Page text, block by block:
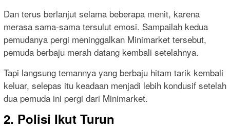
Dan terus berlanjut selama beberapa menit, karena
merasa sama-sama tersulut emosi. Sampailah kedua
pemudanya pergi meninggalkan Minimarket tersebut,
pemuda berbaju merah datang kembali setelahnya.
Tapi langsung temannya yang berbaju hitam tarik kembali
keluar, selepas itu keadaan menjadi lebih kondusif setelah
dua pemuda ini pergi dari Minimarket.
2. Polisi Ikut Turun